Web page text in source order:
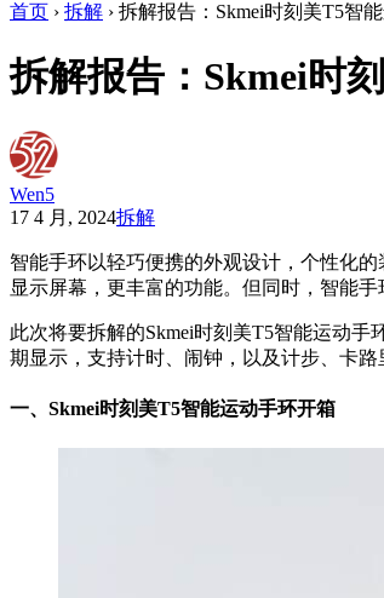
首页 › 拆解 › 拆解报告：Skmei时刻美T5智
拆解报告：Skmei时
Wen5
17 4 月, 2024拆解
智能手环以轻巧便携的外观设计，个性化
显示屏幕，更丰富的功能。但同时，智能
此次将要拆解的Skmei时刻美T5智能运动
期显示，支持计时、闹钟，以及计步、卡
一、 Skmei时刻美T5智能运动手环开箱